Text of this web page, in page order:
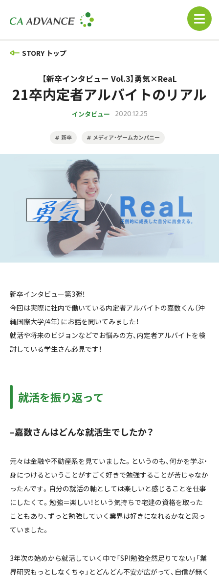
STORY トップ
【新卒インタビュー Vol.3】勇気×ReaL
21卒内定者アルバイトのリアル
インタビュー 2020.12.25
# 新卒 # メディア・ゲームカンパニー
新卒インタビュー第3弾！
今回は実際に社内で働いている内定者アルバイトの嘉数くん（沖
縄国際大学/4年）にお話を聞いてみました！
就活や将来のビジョンなどでお悩みの方、内定者アルバイトを検
討している学生さん必見です！
就活を振り返って
–嘉数さんはどんな就活生でしたか？
元々は金融や不動産系を見ていました。というのも、何かを学ぶ・
身につけるということがすごく好きで勉強することが苦じゃなか
ったんです。自分の就活の軸としては楽しいと感じることを仕事
にしたくて。勉強＝楽しい！という気持ちで宅建の資格を取った
こともあり、ずっと勉強していく業界は好きになれるかなと思っ
ていました。
3年次の始めから就活していく中で「SPI勉強全然足りてない」「業
界研究もっとしなくちゃ」とどんどん不安が広がって、自信が無く